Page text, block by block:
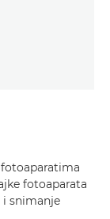
fotoaparata
i snimanje